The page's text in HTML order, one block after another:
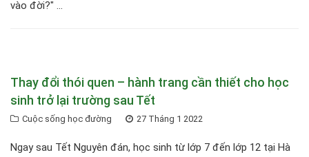
vào đời?" ...
Thay đổi thói quen – hành trang cần thiết cho học
sinh trở lại trường sau Tết
Cuộc sống học đường 27 Tháng 1 2022
Ngay sau Tết Nguyên đán, học sinh từ lớp 7 đến lớp 12 tại Hà